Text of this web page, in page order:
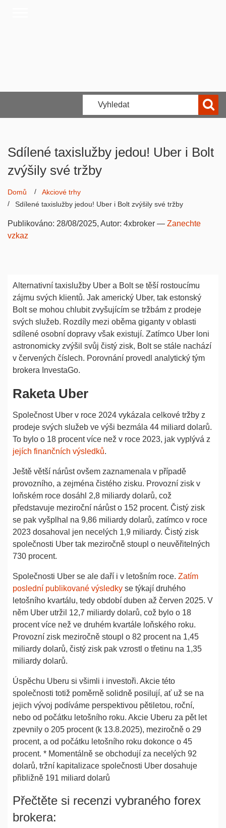
Sdílené taxislužby jedou! Uber i Bolt
zvýšily své tržby
Domů
Akciové trhy
Sdílené taxislužby jedou! Uber i Bolt zvýšily své tržby
Publikováno: 28/08/2025, Autor: 4xbroker — Zanechte
vzkaz
Alternativní taxislužby Uber a Bolt se těší rostoucímu
zájmu svých klientů. Jak americký Uber, tak estonský
Bolt se mohou chlubit zvyšujícím se tržbám z prodeje
svých služeb. Rozdíly mezi oběma giganty v oblasti
sdílené osobní dopravy však existují. Zatímco Uber loni
astronomicky zvýšil svůj čistý zisk, Bolt se stále nachází
v červených číslech. Porovnání provedl analytický tým
brokera InvestaGo.
Raketa Uber
Společnost Uber v roce 2024 vykázala celkové tržby z
prodeje svých služeb ve výši bezmála 44 miliard dolarů.
To bylo o 18 procent více než v roce 2023, jak vyplývá z
jejích finančních výsledků.
Ještě větší nárůst ovšem zaznamenala v případě
provozního, a zejména čistého zisku. Provozní zisk v
loňském roce dosáhl 2,8 miliardy dolarů, což
představuje meziroční nárůst o 152 procent. Čistý zisk
se pak vyšplhal na 9,86 miliardy dolarů, zatímco v roce
2023 dosahoval jen necelých 1,9 miliardy. Čistý zisk
společnosti Uber tak meziročně stoupl o neuvěřitelných
730 procent.
Společnosti Uber se ale daří i v letošním roce. Zatím
poslední publikované výsledky se týkají druhého
letošního kvartálu, tedy období duben až červen 2025. V
něm Uber utržil 12,7 miliardy dolarů, což bylo o 18
procent více než ve druhém kvartále loňského roku.
Provozní zisk meziročně stoupl o 82 procent na 1,45
miliardy dolarů, čistý zisk pak vzrostl o třetinu na 1,35
miliardy dolarů.
Úspěchu Uberu si všimli i investoři. Akcie této
společnosti totiž poměrně solidně posilují, ať už se na
jejich vývoj podíváme perspektivou pětiletou, roční,
nebo od počátku letošního roku. Akcie Uberu za pět let
zpevnily o 205 procent (k 13.8.2025), meziročně o 29
procent, a od počátku letošního roku dokonce o 45
procent. * Momentálně se obchodují za necelých 92
dolarů, tržní kapitalizace společnosti Uber dosahuje
přibližně 191 miliard dolarů
Přečtěte si recenzi vybraného forex
brokera: